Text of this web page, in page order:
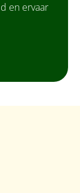
en ervaar